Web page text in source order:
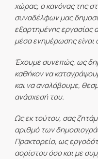
χώρας, ο κανόνας της
συναδέλφων μας
εξαρτημένης εργασίας
μέσα ενημέρωσης
Έχουμε συνεπώς, ως
καθήκον να
και να αναλάβουμε,
ανάσχεσή του.
Ως εκ τούτου, σας
αριθμό των
Πρακτορείο, ως
αορίστου όσο και με